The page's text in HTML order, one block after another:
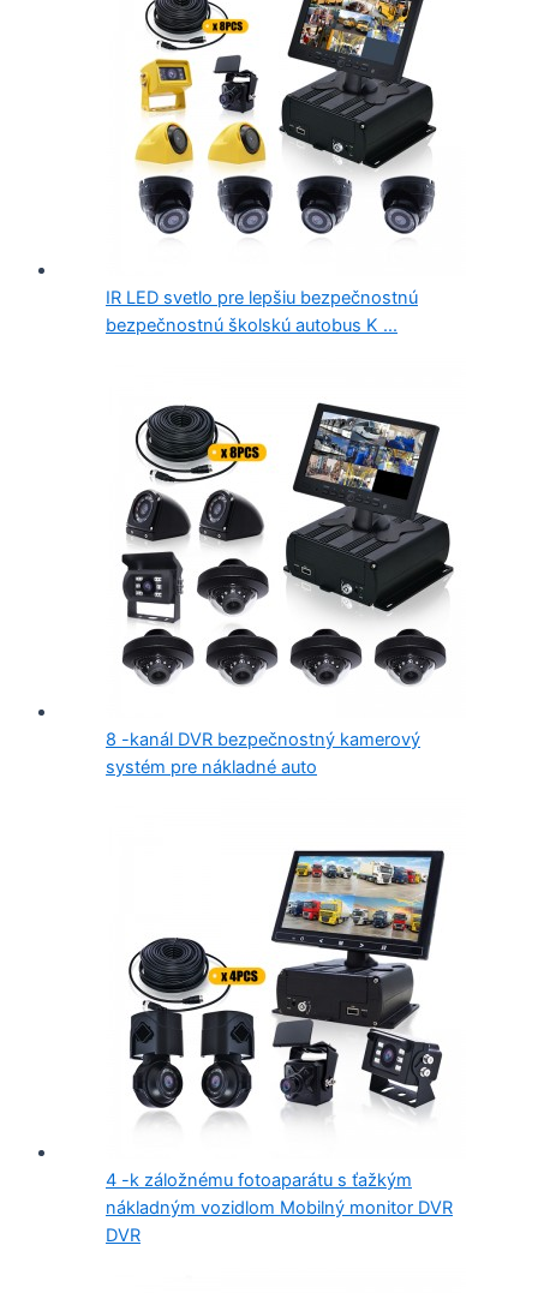
IR LED svetlo pre lepšiu bezpečnostnú
bezpečnostnú školskú autobus K ...
8 -kanál DVR bezpečnostný kamerový
systém pre nákladné auto
4 -k záložnému fotoaparátu s ťažkým
nákladným vozidlom Mobilný monitor DVR
DVR